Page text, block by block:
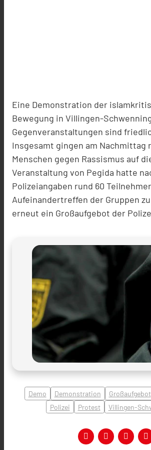
Eine Demonstration der
Bewegung in Villingen-
Gegenveranstaltungen sind
Insgesamt gingen am Nachmittag
Menschen gegen Rassismus auf
Veranstaltung von Pegida hatte
Polizeiangaben rund 60
Aufeinandertreffen der Gruppen
erneut ein Großaufgebot der
Demo Demonstration Großaufgebot
Polizei
Protest Villingen-